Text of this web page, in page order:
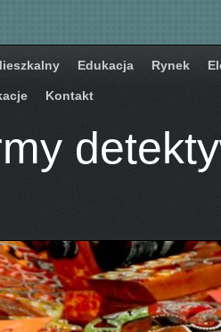
Edukacja Rynek
Kontakt